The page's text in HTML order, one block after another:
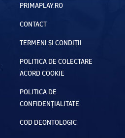
PRIMAPLAY.RO
CONTACT
TERMENI ȘI CONDIȚII
POLITICA DE COLECTARE
ACORD COOKIE
POLITICA DE
CONFIDENȚIALITATE
COD DEONTOLOGIC